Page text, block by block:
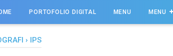
PORTOFOLIO DIGITAL MENU MENU
› IPS